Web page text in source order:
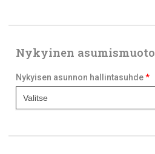
Nykyinen asumismuoto
Nykyisen asunnon hallintasuhde*